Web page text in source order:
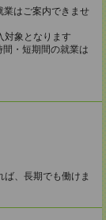
はご案内できませ
対象となります
・短期間の就業は
、長期でも働けま